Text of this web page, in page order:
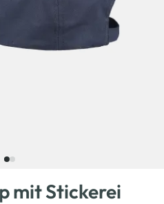
mit Stickerei